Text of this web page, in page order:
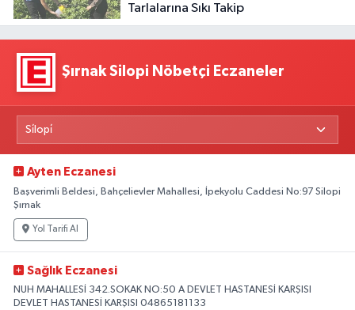
Tarlalarına Sıkı Takip
Şırnak Silopi Nöbetçi Eczaneler
Ayten Eczanesi
Başverimli Beldesi, Bahçelievler Mahallesi, İpekyolu Caddesi No:97 Silopi
Şırnak
Yol Tarifi Al
Sağlık Eczanesi
NUH MAHALLESİ 342.SOKAK NO:50 A DEVLET HASTANESİ KARŞISI
DEVLET HASTANESİ KARŞISI 04865181133